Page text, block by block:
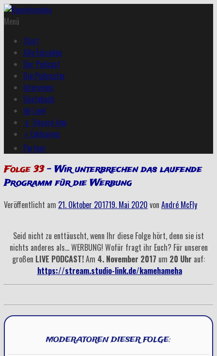
Menü
Start
Alle Episoden
Der Podcast
Die Podcaster
Interviews
Gästebuch
🔴 Live!
📱 Unsere App
⭐ Exklusives
Partner
Folge 33– Wir unterbrechen das laufende
Programm für die Werbung
Veröffentlicht am 21. Oktober 201719. Mai 2020 von André McFly
Seid nicht zu enttäuscht, wenn Ihr diese Folge hört, denn sie ist
nichts anderes als... WERBUNG! Wofür fragt ihr Euch? Für unseren
großen LIVE PODCAST!Am 4. November 2017 um 20 Uhr auf:
https://stream.studio-link.de/kamehameha
MODERATOREN DIESER FOLGE: